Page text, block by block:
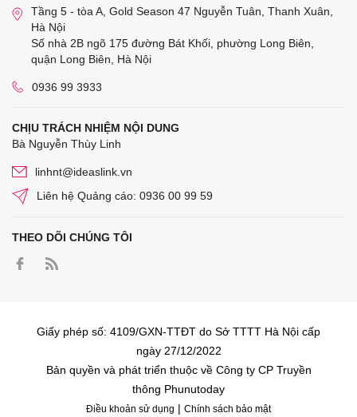
Tầng 5 - tòa A, Gold Season 47 Nguyễn Tuân, Thanh Xuân,
Hà Nội
Số nhà 2B ngõ 175 đường Bát Khối, phường Long Biên,
quận Long Biên, Hà Nội
0936 99 3933
CHỊU TRÁCH NHIỆM NỘI DUNG
Bà Nguyễn Thùy Linh
linhnt@ideaslink.vn
Liên hệ Quảng cáo: 0936 00 99 59
THEO DÕI CHÚNG TÔI
Giấy phép số: 4109/GXN-TTĐT do Sở TTTT Hà Nội cấp
ngày 27/12/2022
Bản quyền và phát triển thuộc về Công ty CP Truyền
thông Phunutoday
Điều khoản sử dụng | Chính sách bảo mật